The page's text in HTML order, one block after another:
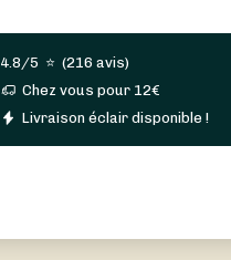
4.8/5 ⭐ (216 avis)
Chez vous pour 12€
Livraison éclair disponible !